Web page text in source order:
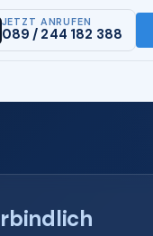
JETZT ANRUFEN
089 / 244 182 388